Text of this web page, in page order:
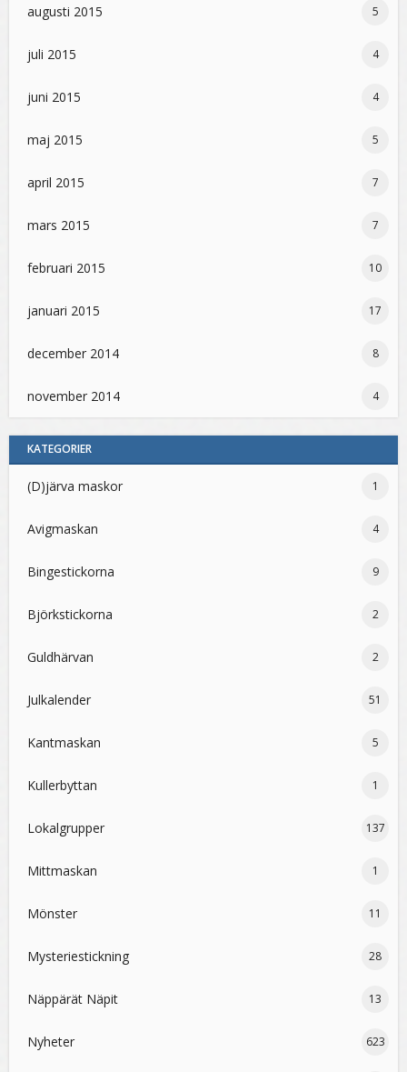
augusti 2015 5
juli 2015 4
juni 2015 4
maj 2015 5
april 2015 7
mars 2015 7
februari 2015 10
januari 2015 17
december 2014 8
november 2014 4
KATEGORIER
(D)järva maskor 1
Avigmaskan 4
Bingestickorna 9
Björkstickorna 2
Guldhärvan 2
Julkalender 51
Kantmaskan 5
Kullerbyttan 1
Lokalgrupper 137
Mittmaskan 1
Mönster 11
Mysteriestickning 28
Näppärät Näpit 13
Nyheter 623